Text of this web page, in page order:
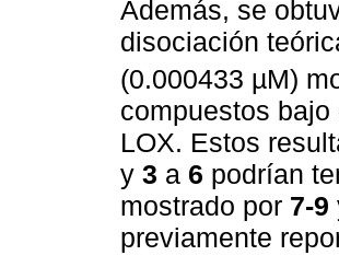
Además, se
disociación
(0.000433 µM)
compuestos bajo
LOX. Estos
y 3 a 6 podrían
mostrado por 7-9
previamente